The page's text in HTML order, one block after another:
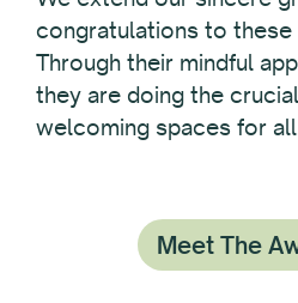
congratulations to these
Through their mindful
they are doing the
welcoming spaces for
Meet The